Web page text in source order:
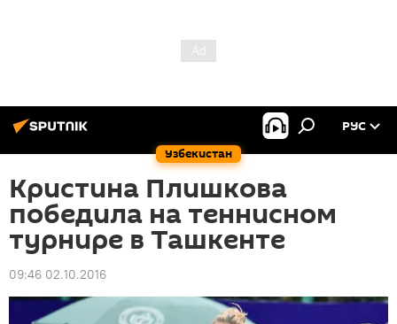
Узбекистан
РУС
Кристина Плишкова
победила на теннисном
турнире в Ташкенте
09:46 02.10.2016